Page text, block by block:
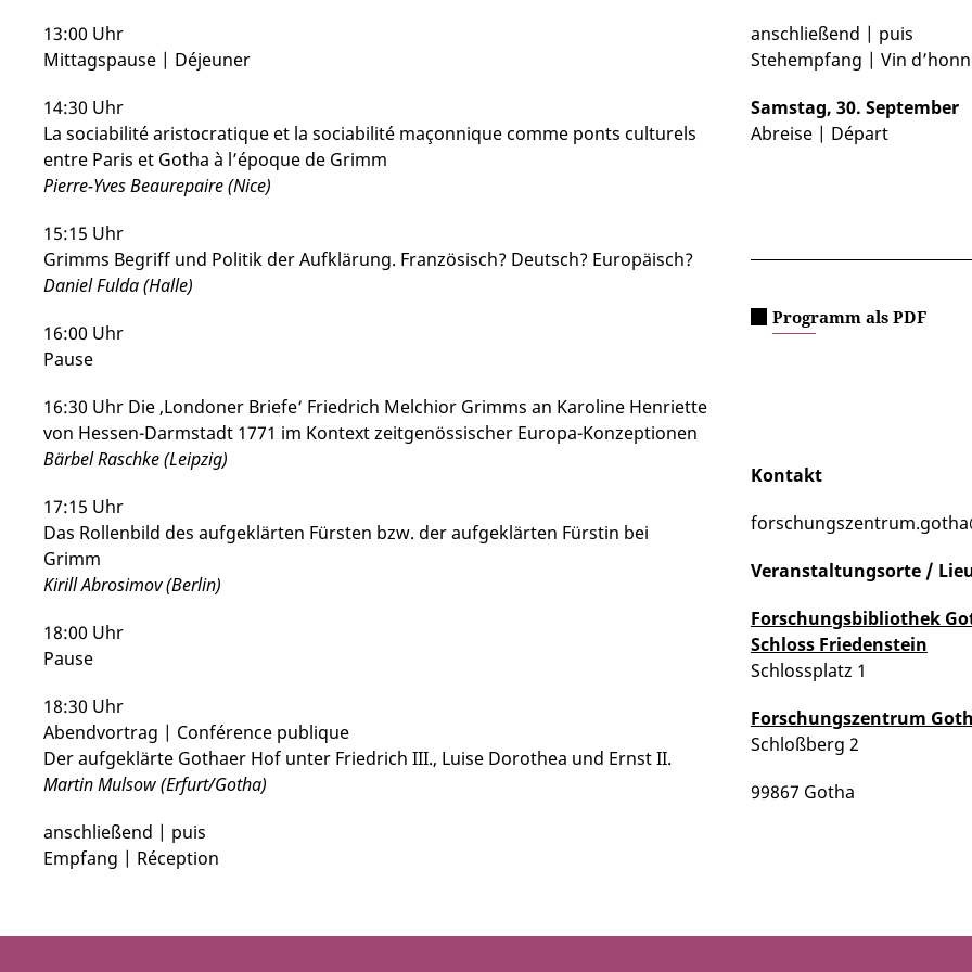
13:00 Uhr
Mittagspause | Déjeuner
14:30 Uhr
La sociabilité aristocratique et la sociabilité maçonnique comme ponts culturels
entre Paris et Gotha à l’époque de Grimm
Pierre-Yves Beaurepaire (Nice)
15:15 Uhr
Grimms Begriff und Politik der Aufklärung. Französisch? Deutsch? Europäisch?
Daniel Fulda (Halle)
16:00 Uhr
Pause
16:30 Uhr Die ‚Londoner Briefe‘ Friedrich Melchior Grimms an Karoline Henriette
von Hessen-Darmstadt 1771 im Kontext zeitgenössischer Europa-Konzeptionen
Bärbel Raschke (Leipzig)
17:15 Uhr
Das Rollenbild des aufgeklärten Fürsten bzw. der aufgeklärten Fürstin bei
Grimm
Kirill Abrosimov (Berlin)
18:00 Uhr
Pause
18:30 Uhr
Abendvortrag | Conférence publique
Der aufgeklärte Gothaer Hof unter Friedrich III., Luise Dorothea und Ernst II.
Martin Mulsow (Erfurt/Gotha)
anschließend | puis
Empfang | Réception
anschließend | puis
Stehempfang | Vin
Samstag, 30. September
Abreise | Départ
Programm als PDF
Kontakt
Veranstaltungsorte /
Forschungsbibliothek
Schloss Friedenstein
Schlossplatz 1
Forschungszentrum
Schloßberg 2
99867 Gotha